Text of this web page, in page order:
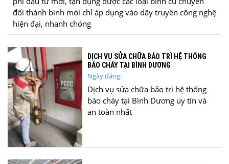
đổi thành bình mới chỉ áp dụng vào dây truyền công nghệ
hiện đại, nhanh chóng
DỊCH VỤ SỬA CHỮA BẢO TRÌ HỆ THỐNG
BÁO CHÁY TẠI BÌNH DƯƠNG
Ngày đăng:
Dịch vụ sửa chữa bảo trì hệ thống
báo cháy tại Bình Dương uy tín và
an toàn nhất